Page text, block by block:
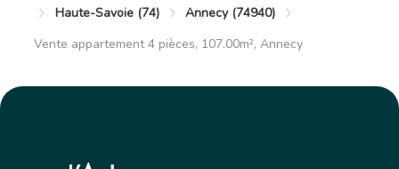
Haute-Savoie (74)
Annecy (74940)
Vente appartement 4 pièces, 107.00m², Annecy